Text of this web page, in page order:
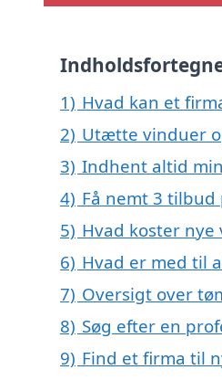
1) Hvad kan et
2) Utætte vinduer
3) Indhent altid
4) Få nemt 3
5) Hvad koster
6) Hvad er med til
7) Oversigt over
8) Søg efter en
9) Find et firma til